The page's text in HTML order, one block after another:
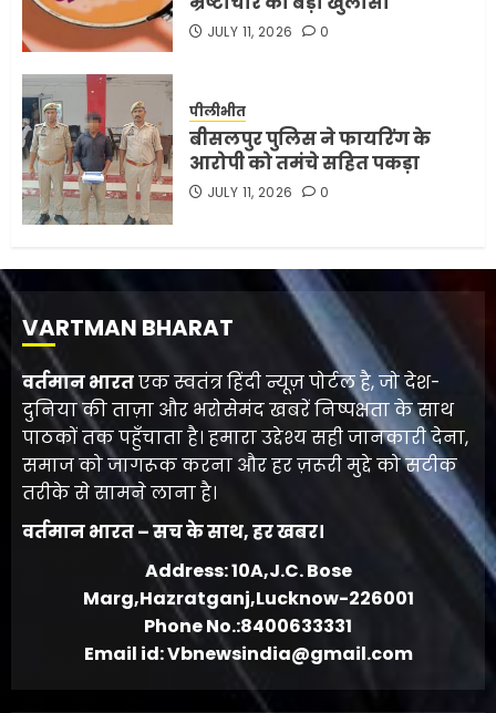
JULY 11, 2026 0
पीलीभीत
बीसलपुर पुलिस ने फायरिंग के
आरोपी को तमंचे सहित पकड़ा
JULY 11, 2026 0
VARTMAN BHARAT
वर्तमान भारतएक स्वतंत्र हिंदी न्यूज़ पोर्टल है, जो देश-
दुनिया की ताज़ा और भरोसेमंद खबरें निष्पक्षता के साथ
पाठकों तक पहुँचाता है। हमारा उद्देश्य सही जानकारी देना,
समाज को जागरूक करना और हर ज़रूरी मुद्दे को सटीक
तरीके से सामने लाना है।
वर्तमान भारत – सच के साथ, हर खबर।
Address: 10A,J.C. Bose
Marg,Hazratganj,Lucknow-226001
Phone No.:8400633331
Email id: Vbnewsindia@gmail.com